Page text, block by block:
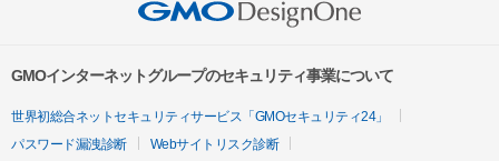
GMOインターネットグループのセキュリティ事業について
世界初総合ネットセキュリティサービス「GMOセキュリティ24」
パスワード漏洩診断
Webサイトリスク診断